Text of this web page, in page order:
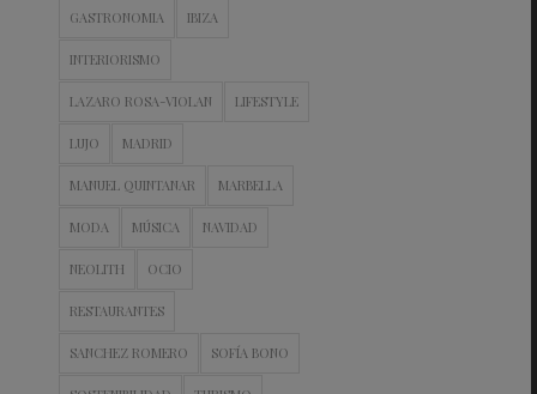
GASTRONOMIA IBIZA
INTERIORISMO
LAZARO ROSA-VIOLAN LIFESTYLE
LUJO MADRID
MANUEL QUINTANAR MARBELLA
MODA MÚSICA NAVIDAD
NEOLITH OCIO
RESTAURANTES
SANCHEZ ROMERO SOFÍA BONO